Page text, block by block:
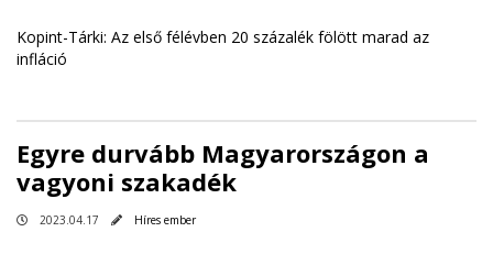
Kopint-Tárki: Az első félévben 20 százalék fölött marad az
infláció
Egyre durvább Magyarországon a
vagyoni szakadék
2023.04.17 Híres ember